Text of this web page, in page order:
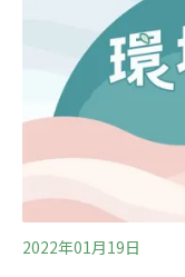
定。（自由財經報導
2022年01月19日